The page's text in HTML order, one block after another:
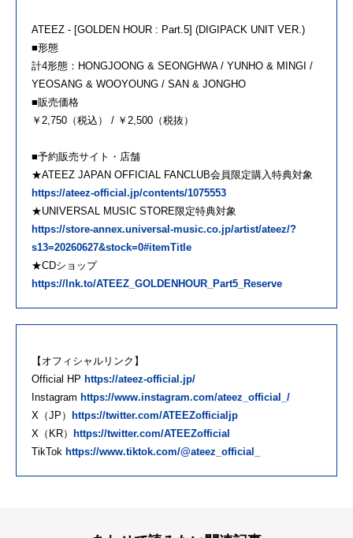
ATEEZ - [GOLDEN HOUR : Part.5] (DIGIPACK UNIT VER.)
■形態
計4形態：HONGJOONG & SEONGHWA / YUNHO & MINGI /
YEOSANG & WOOYOUNG / SAN & JONGHO
■販売価格
￥2,750（税込） / ￥2,500（税抜）
■予約販売サイト・店舗
★ATEEZ JAPAN OFFICIAL FANCLUB会員限定購入特典対象
https://ateez-official.jp/contents/1075553
★UNIVERSAL MUSIC STORE限定特典対象
https://store-annex.universal-music.co.jp/artist/ateez/?
s13=20260627&stock=0#itemTitle
★CDショップ
https://lnk.to/ATEEZ_GOLDENHOUR_Part5_Reserve
【オフィシャルリンク】
Official HP https://ateez-official.jp/
Instagram https://www.instagram.com/ateez_official_/
X（JP） https://twitter.com/ATEEZofficialjp
X（KR） https://twitter.com/ATEEZofficial
TikTok https://www.tiktok.com/@ateez_official_